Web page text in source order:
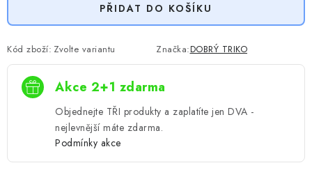
PŘIDAT DO KOŠÍKU
Kód zboží: Zvolte variantu Značka:DOBRÝ TRIKO
Akce 2+1 zdarma
Objednejte TŘI produkty a zaplatíte jen DVA -
nejlevnější máte zdarma.
Podmínky akce